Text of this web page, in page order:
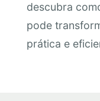
descubra
pode
prática e